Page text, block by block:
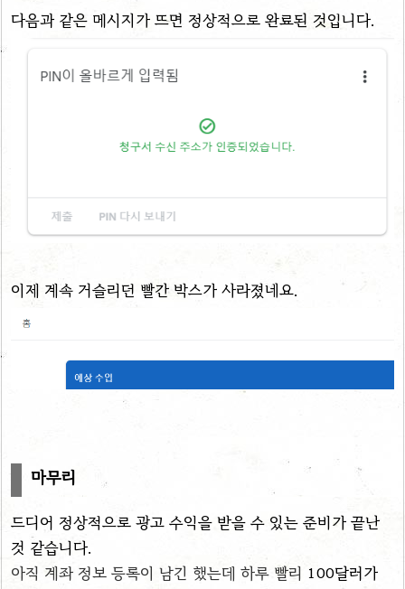
다음과 같은 메시지가 뜨면 정상적으로 완료된 것입니다.
이제 계속 거슬리던 빨간 박스가 사라졌네요.
마무리
드디어 정상적으로 광고 수익을 받을 수 있는 준비가 끝난
것 같습니다.
아직 계좌 정보 등록이 남긴 했는데 하루 빨리 100달러가